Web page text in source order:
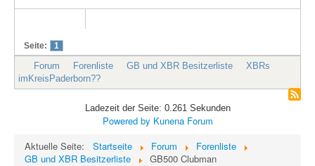
Seite: 1
Forum Forenliste GB und XBR Besitzerliste
XBRs
imKreisPaderborn??
Ladezeit der Seite: 0.261 Sekunden
Powered by Kunena Forum
Aktuelle Seite:
Startseite Forum
Forenliste
GB und XBR Besitzerliste
GB500 Clubman